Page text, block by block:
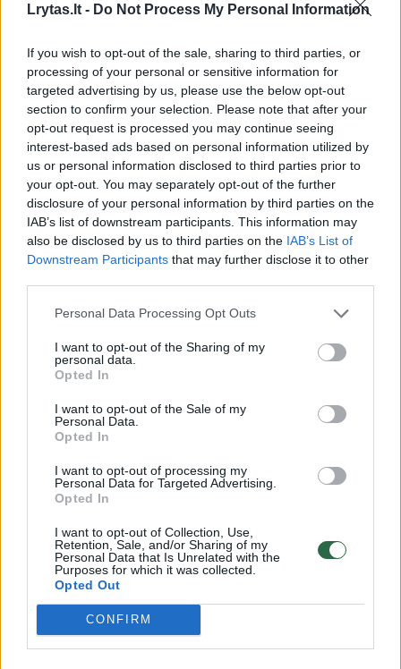
Lrytas.lt - Do Not Process My Personal Information
If you wish to opt-out of the sale, sharing to third parties, or
processing of your personal or sensitive information for
targeted advertising by us, please use the below opt-out
section to confirm your selection. Please note that after your
opt-out request is processed you may continue seeing
interest-based ads based on personal information utilized by
us or personal information disclosed to third parties prior to
your opt-out. You may separately opt-out of the further
disclosure of your personal information by third parties on the
IAB’s list of downstream participants. This information may
also be disclosed by us to third parties on the IAB’s List of
Downstream Participants that may further disclose it to other
Personal Data Processing Opt Outs
I want to opt-out of the Sharing of my
personal data.
Opted In
I want to opt-out of the Sale of my
Personal Data.
Opted In
I want to opt-out of processing my
Personal Data for Targeted Advertising.
Opted In
I want to opt-out of Collection, Use,
Retention, Sale, and/or Sharing of my
Personal Data that Is Unrelated with the
Purposes for which it was collected.
Opted Out
CONFIRM
Suvalkijos kaime – tarsi veiksmo filme:
prisidengęs apsauga būrys persekioja ir
blokuoja automobilius
Lietuvos diena 2020-06-15
Kaimo gyventojai priblokšti: kažkas
nugvelbė naują kapinių tvorą
Lietuvos diena